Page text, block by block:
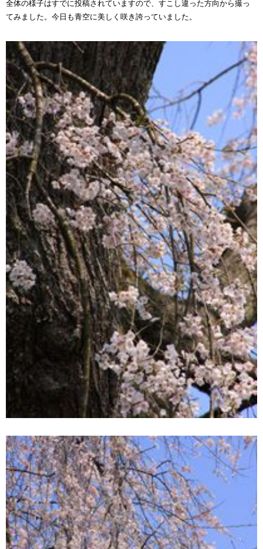
全体の様子はすでに投稿されていますので、すこし違った方向から撮っ
てみました。今日も青空に美しく咲き誇っていました。